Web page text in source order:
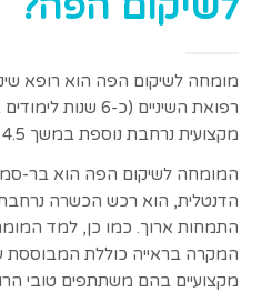
מומחה לשיקום הפה הוא רופא
רפואת השיניים (כ-
מקצועית נרחבת נוספת במשך 4.5 שנים.
המומחה לשיקום הפה הוא בר-
הדנטלית, הוא רכש הכשרה
התמחות ארוך. כמו כן, למד
המקרה בראייה כוללת המבוססת
מקצועיים בהם משתתפים טובי